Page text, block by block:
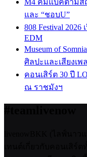
และ “ชอบU”
808 Festival
EDM
Museum of
ศิลปะและเสียงเพ
คอนเสิร์ต 30 ปี
ณ ราชมังฯ